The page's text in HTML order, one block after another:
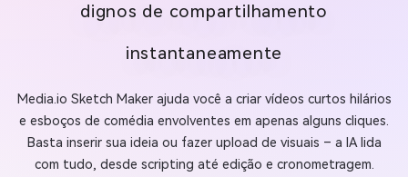
dignos de compartilhamento
instantaneamente
Media.io Sketch Maker ajuda você a criar vídeos curtos hilários
e esboços de comédia envolventes em apenas alguns cliques.
Basta inserir sua ideia ou fazer upload de visuais – a IA lida
com tudo, desde scripting até edição e cronometragem.